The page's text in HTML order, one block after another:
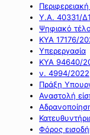
Υ.Α. 40331/
Ψηφιακό
ΚΥΑ 17176/
Υπερεργασία
ΚΥΑ 94640/
ν. 4994/2022
Πράξη
Αναστολή
Φόρος